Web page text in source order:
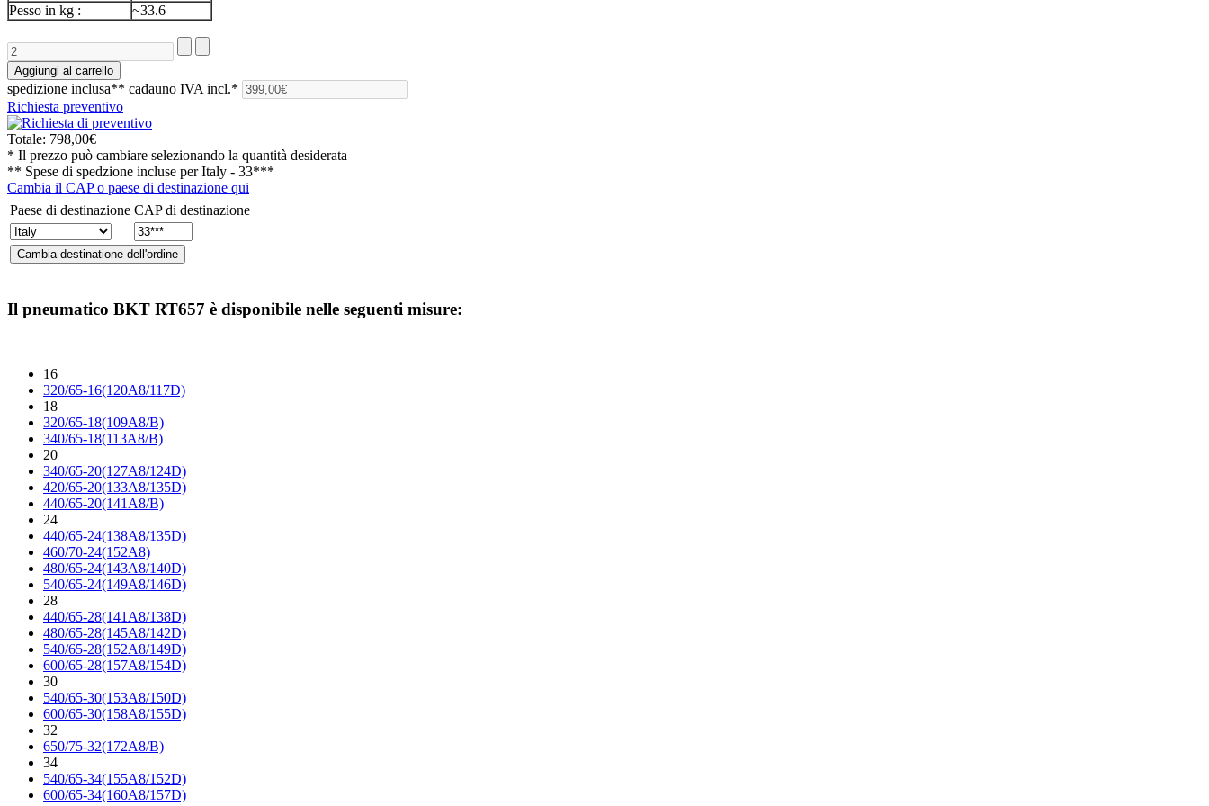
Pesso in kg : ~33.6
spedizione inclusa** cadauno IVA incl.*
Richiesta preventivo
Totale: 798,00€
* Il prezzo può cambiare selezionando la quantità desiderata
** Spese di spedzione incluse perItaly - 33***
Cambia il CAP o paese di destinazione qui
Paese di destinazione CAP di destinazione
Il pneumatico BKT RT657 è disponibile nelle seguenti misure:
16
320/65-16(120A8/117D)
18
320/65-18(109A8/B)
340/65-18(113A8/B)
20
340/65-20(127A8/124D)
420/65-20(133A8/135D)
440/65-20(141A8/B)
24
440/65-24(138A8/135D)
460/70-24(152A8)
480/65-24(143A8/140D)
540/65-24(149A8/146D)
28
440/65-28(141A8/138D)
480/65-28(145A8/142D)
540/65-28(152A8/149D)
600/65-28(157A8/154D)
30
540/65-30(153A8/150D)
600/65-30(158A8/155D)
32
650/75-32(172A8/B)
34
540/65-34(155A8/152D)
600/65-34(160A8/157D)